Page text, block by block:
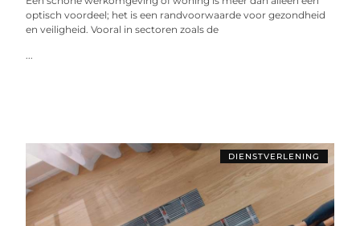
optisch voordeel; het is een randvoorwaarde voor gezondheid
en veiligheid. Vooral in sectoren zoals de
...
DIENSTVERLENING